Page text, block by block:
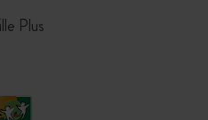
Plus